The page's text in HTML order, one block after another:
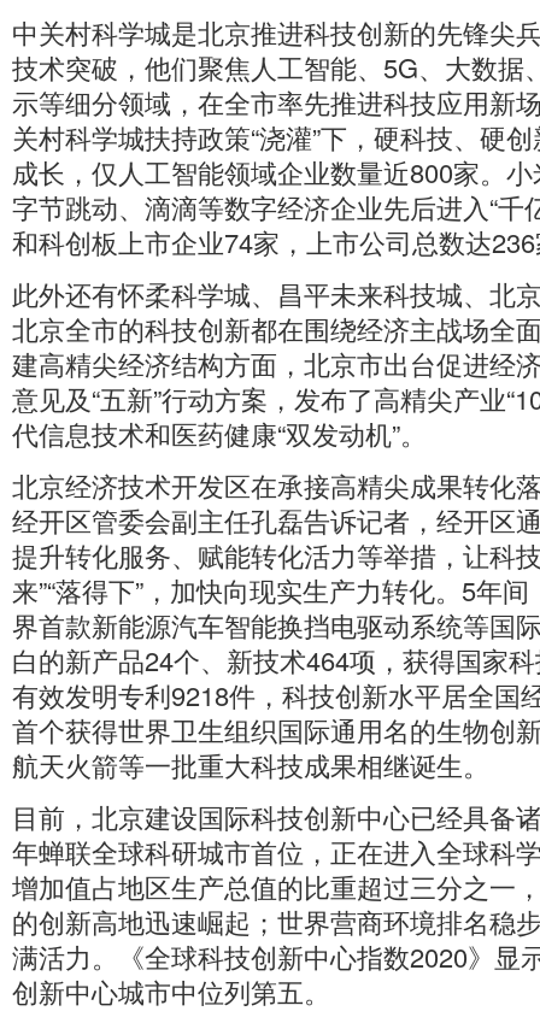
中关村科学城是北京推进科技创新的先锋尖
技术突破，他们聚焦人工智能、5G、大数据
示等细分领域，在全市率先推进科技应用新
关村科学城扶持政策“浇灌”下，硬科技、硬
成长，仅人工智能领域企业数量近800家。
字节跳动、滴滴等数字经济企业先后进入“千
和科创板上市企业74家，上市公司总数达
此外还有怀柔科学城、昌平未来科技城、北
北京全市的科技创新都在围绕经济主战场全
建高精尖经济结构方面，北京市出台促进经
意见及“五新”行动方案，发布了高精尖产业
代信息技术和医药健康“双发动机”。
北京经济技术开发区在承接高精尖成果转化
经开区管委会副主任孔磊告诉记者，经开区
提升转化服务、赋能转化活力等举措，让科
来”“落得下”，加快向现实生产力转化。5年
界首款新能源汽车智能换挡电驱动系统等国
白的新产品24个、新技术464项，获得国家
有效发明专利9218件，科技创新水平居全国
首个获得世界卫生组织国际通用名的生物创
航天火箭等一批重大科技成果相继诞生。
目前，北京建设国际科技创新中心已经具备
年蝉联全球科研城市首位，正在进入全球科
增加值占地区生产总值的比重超过三分之一
的创新高地迅速崛起；世界营商环境排名稳
满活力。《全球科技创新中心指数2020》显
创新中心城市中位列第五。